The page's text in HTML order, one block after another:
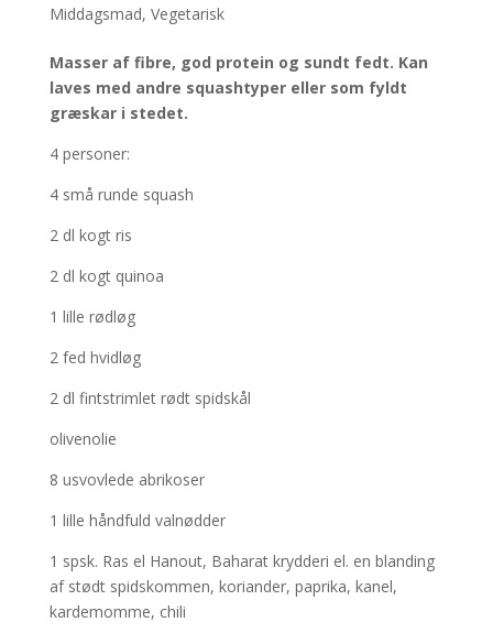
Middagsmad, Vegetarisk
Masser af fibre, god protein og sundt fedt. Kan
laves med andre squashtyper eller som fyldt
græskar i stedet.
4 personer:
4 små runde squash
2 dl kogt ris
2 dl kogt quinoa
1 lille rødløg
2 fed hvidløg
2 dl fintstrimlet rødt spidskål
olivenolie
8 usvovlede abrikoser
1 lille håndfuld valnødder
1 spsk. Ras el Hanout, Baharat krydderi el. en blanding
af stødt spidskommen, koriander, paprika, kanel,
kardemomme, chili